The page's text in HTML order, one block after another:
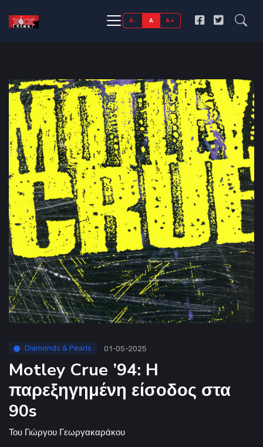
A- A A+
Diamonds & Pearls 01-05-2025
Motley Crue ’94: H
παρεξηγημένη είσοδος στα
90s
Του Γιώργου Γεωργακαράκου